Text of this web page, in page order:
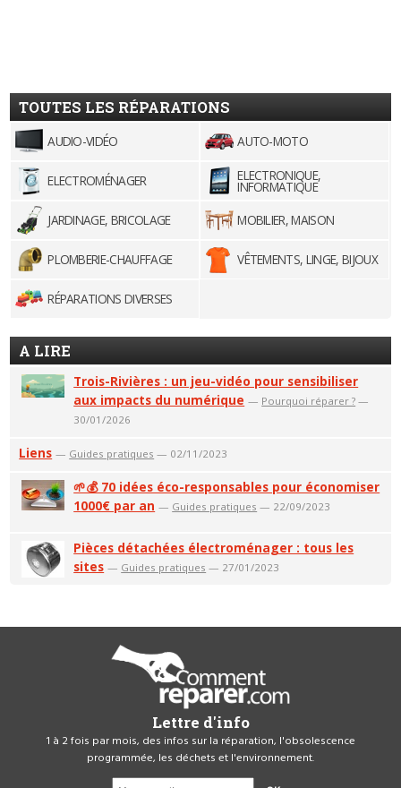
TOUTES LES RÉPARATIONS
AUDIO-VIDÉO AUTO-MOTO
ELECTROMÉNAGER ELECTRONIQUE,
INFORMATIQUE
JARDINAGE, BRICOLAGE
MOBILIER, MAISON
PLOMBERIE-CHAUFFAGE VÊTEMENTS, LINGE, BIJOUX
RÉPARATIONS DIVERSES
A LIRE
Trois-Rivières : un jeu-vidéo pour sensibiliser
aux impacts du numérique — Pourquoi réparer ? —
30/01/2026
Liens — Guides pratiques — 02/11/2023
🌱💰 70 idées éco-responsables pour économiser
1000€ par an — Guides pratiques — 22/09/2023
Pièces détachées électroménager : tous les
sites — Guides pratiques — 27/01/2023
Lettre d'info
1 à 2 fois par mois, des infos sur la réparation, l'obsolescence
programmée, les déchets et l'environnement.